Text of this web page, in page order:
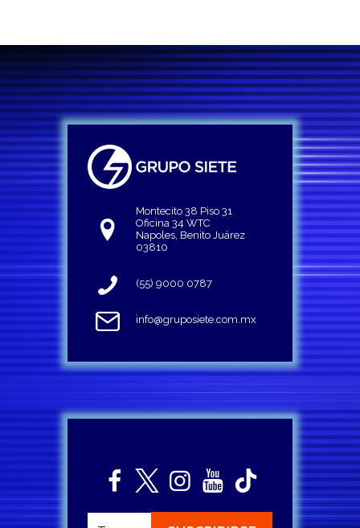
Montecito 38 Piso 31
Oficina 34 WTC
Napoles, Benito Juárez
03810
(55) 9000 0787
info@gruposiete.com.mx